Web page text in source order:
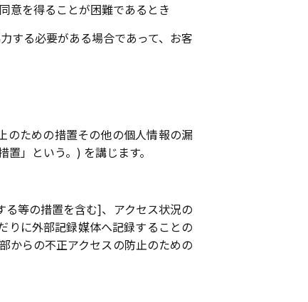
意を得ることが困難であるとき
する必要がある場合であって、お客
のための措置その他の個人情報の漏
」という。) を講じます。
等の措置を含む]、アクセス状況の
りに外部記録媒体へ記録することの
からの不正アクセスの防止のための